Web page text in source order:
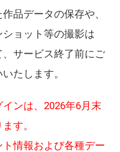
品データの保存や、
ョット等の撮影は
サービス終了前にご
たします。
ンは、2026年6月末
す。
情報および各種デー